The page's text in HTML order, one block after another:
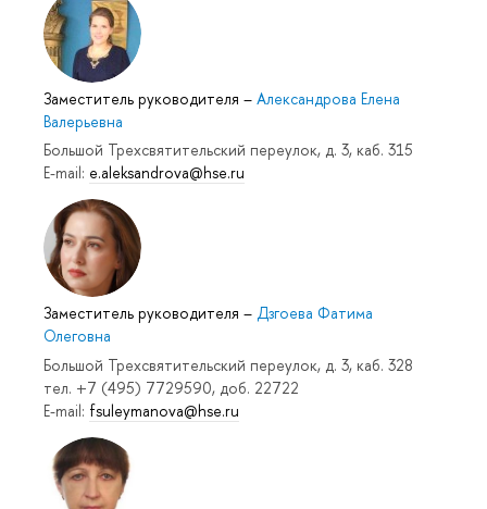
Заместитель руководителя – Александрова Елена
Валерьевна
Большой Трехсвятительский переулок, д. 3, каб. 315
E-mail: e.aleksandrova@hse.ru
Заместитель руководителя – Дзгоева Фатима
Олеговна
Большой Трехсвятительский переулок, д. 3, каб. 328
тел. +7 (495) 7729590, доб. 22722
E-mail: fsuleymanova@hse.ru